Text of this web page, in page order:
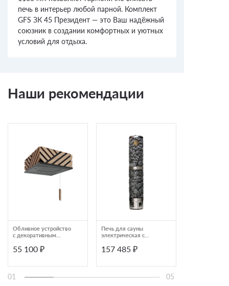
печь в интерьер любой парной. Комплект
GFS ЗК 45 Президент — это Ваш надёжный
союзник в создании комфортных и уютных
условий для отдыха.
Наши рекомендации
Обливное устройство
с декоративным
ИзиСтим КАСКАД 20
55 100 ₽
Печь для сауны
электрическая с
IKI Pillar 600
157 485 ₽
01 05